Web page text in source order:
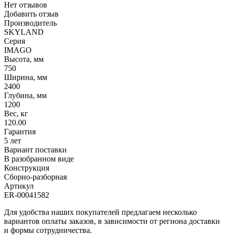
Нет отзывов
Добавить отзыв
Производитель
SKYLAND
Серия
IMAGO
Высота, мм
750
Ширина, мм
2400
Глубина, мм
1200
Вес, кг
120.00
Гарантия
5 лет
Вариант поставки
В разобранном виде
Конструкция
Сборно-разборная
Артикул
ER-00041582
Для удобства наших покупателей предлагаем несколько
вариантов оплаты заказов, в зависимости от региона доставки
и формы сотрудничества.